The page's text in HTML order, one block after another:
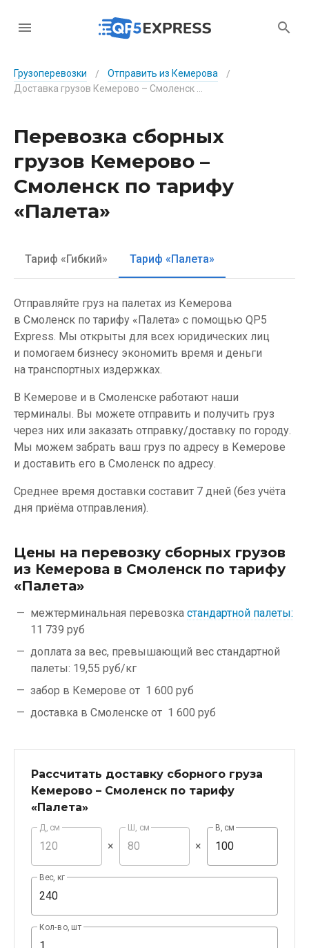
Грузоперевозки / Отправить из Кемерова
/
Перевозка сборных
грузов Кемерово –
Смоленск по тарифу
«Палета»
Тариф «Гибкий» Тариф «Палета»
Отправляйте груз на палетах из Кемерова
в Смоленск по тарифу «Палета» с помощью QP5
Express. Мы открыты для всех юридических лиц
и помогаем бизнесу экономить время и деньги
на транспортных издержках.
В Кемерове и в Смоленске работают наши
терминалы. Вы можете отправить и получить груз
через них или заказать отправку/доставку по городу.
Мы можем забрать ваш груз по адресу в Кемерове
и доставить его в Смоленск по адресу.
Среднее время доставки составит 7 дней (без учёта
дня приёма отправления).
Цены на перевозку сборных грузов
из Кемерова в Смоленск по тарифу
«Палета»
межтерминальная перевозка стандартной палеты:
11 739 руб
доплата за вес, превышающий вес стандартной
палеты: 19,55 руб/кг
забор в Кемерове от 1 600 руб
доставка в Смоленске от 1 600 руб
Рассчитать доставку сборного груза
Кемерово – Смоленск по тарифу
«Палета»
Д, см
×
Ш, см
×
В, см
Вес, кг
Кол-во, шт